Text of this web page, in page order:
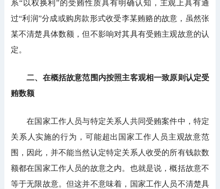
系“以权换利”的受贿性质具有明确认知，主观上具有通
过“利润”分成或购房款形式收受李某贿赂的故意，虽然张
某不清楚具体数额，但不影响对其具有受贿主观故意的认
定。
二、在概括故意范围内按照主客观相一致原则认定受
贿数额
在国家工作人员与特定关系人共同受贿案件中，特定
关系人实施的行为，可能超出国家工作人员主观故意范
围，因此，并不能当然认定特定关系人收受的所有钱款数
额都在国家工作人员的故意之内。也就是说，概括故意不
等于无限故意。但这并不意味着，国家工作人员不清楚具